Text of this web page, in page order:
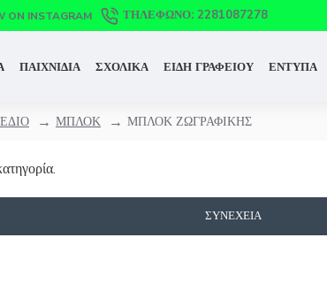
ON INSTAGRAM ΤΗΛΈΦΩΝΟ: 2281087278
ΠΑΙΧΝΙΔΙΑ ΣΧΟΛΙΚΑ ΕΙΔΗ ΓΡΑΦΕΙΟΥ ΕΝΤΥΠΑ
ΜΠΛΟΚ ΜΠΛΟΚ ΖΩΓΡΑΦΙΚΗΣ
ΣΥΝΈΧΕΙΑ